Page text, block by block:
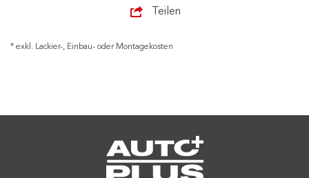
Teilen
* exkl. Lackier-, Einbau- oder Montagekosten